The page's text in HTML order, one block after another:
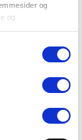
og
og
under
Cookiepolitik,